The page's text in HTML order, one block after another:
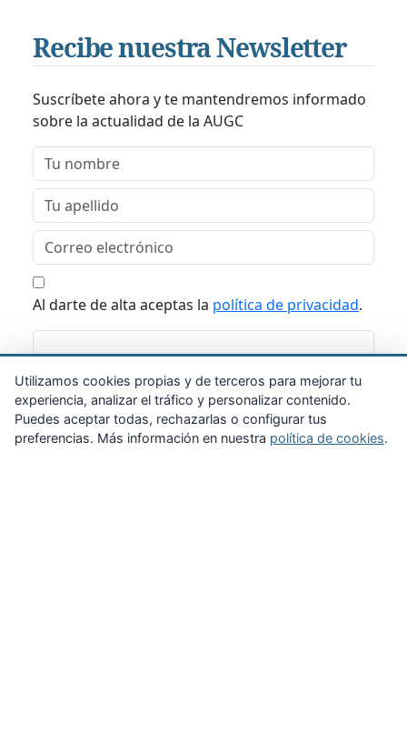
Recibe nuestra Newsletter
Suscríbete ahora y te mantendremos informado
sobre la actualidad de la AUGC
Al darte de alta aceptas la política de privacidad.
Suscribirme
Utilizamos cookies propias y de terceros para mejorar tu
experiencia, analizar el tráfico y personalizar contenido.
Puedes aceptar todas, rechazarlas o configurar tus
preferencias. Más información en nuestra política de cookies.